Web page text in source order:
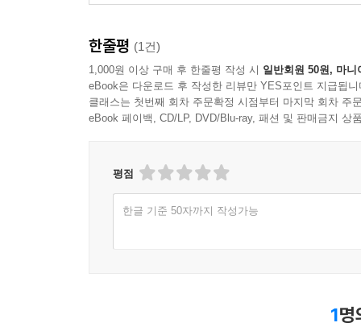
한줄평 (1건)
1,000원 이상 구매 후 한줄평 작성 시 일반회원 50원, 마니
eBook은 다운로드 후 작성한 리뷰만 YES포인트 지급됩니
클래스는 첫번째 회차 주문확정 시점부터 마지막 회차 주
eBook 페이백, CD/LP, DVD/Blu-ray, 패션 및 판매금지 상
평점
한글 기준 50자까지 작성가능
1명